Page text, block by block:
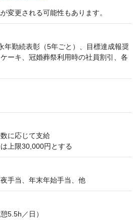
変更される可能性もあります。
年勤続表彰（5年ごと）、目標達成報奨
ーキ、冠婚葬祭利用時の社員割引、各
に応じて支給
上限30,000円とする
手当、年末年始手当、他
5.5h／日）